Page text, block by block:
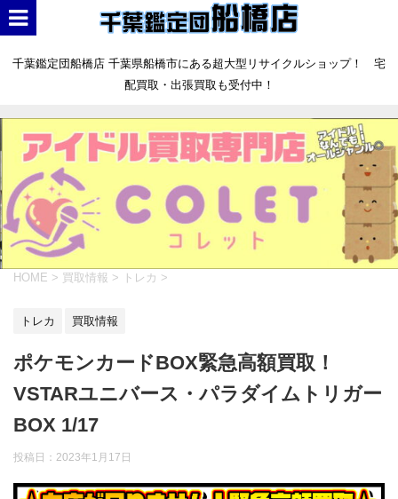
千葉鑑定団船橋店 千葉県船橋市にある超大型リサイクルショップ！ 宅
配買取・出張買取も受付中！
HOME > 買取情報 > トレカ >
トレカ 買取情報
ポケモンカードBOX緊急高額買取！
VSTARユニバース・パラダイムトリガー
BOX 1/17
投稿日： 2023年1月17日